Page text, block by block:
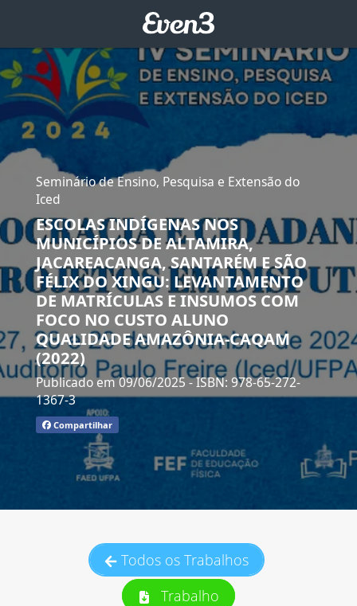
Seminário de Ensino, Pesquisa e Extensão do
Iced
ESCOLAS INDÍGENAS NOS
MUNICÍPIOS DE ALTAMIRA,
JACAREACANGA, SANTARÉM E SÃO
FÉLIX DO XINGU: LEVANTAMENTO
DE MATRÍCULAS E INSUMOS COM
FOCO NO CUSTO ALUNO
QUALIDADE AMAZÔNIA-CAQAM
(2022)
Publicado em 09/06/2025- ISBN: 978-65-272-
1367-3
Compartilhar
Todos os Trabalhos
Trabalho